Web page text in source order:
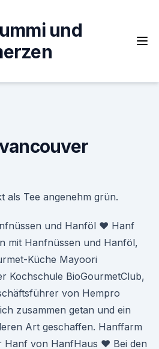
und
als Tee angenehm grün.
und Hanföl ♥ Hanf
mit Hanfnüssen und Hanföl,
Küche Mayoori
Kochschule BioGourmetClub,
von Hempro
zusammen getan und ein
Art geschaffen. Hanffarm
von HanfHaus ♥ Bei den